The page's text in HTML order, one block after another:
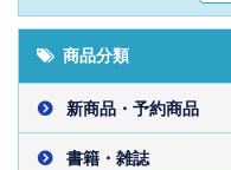
商品分類
新商品・予約商品
書籍・雑誌